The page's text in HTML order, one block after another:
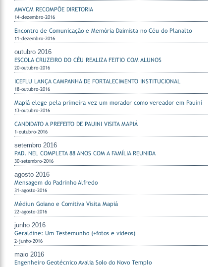
AMVCM RECOMPÕE DIRETORIA
14-dezembro-2016
Encontro de Comunicação e Memória Daimista no Céu do Planalto
11-dezembro-2016
outubro 2016
ESCOLA CRUZEIRO DO CÉU REALIZA FEITIO COM ALUNOS
20-outubro-2016
ICEFLU LANÇA CAMPANHA DE FORTALECIMENTO INSTITUCIONAL
18-outubro-2016
Mapiá elege pela primeira vez um morador como vereador em Pauiní
13-outubro-2016
CANDIDATO A PREFEITO DE PAUINI VISITA MAPIÁ
1-outubro-2016
setembro 2016
PAD. NEL COMPLETA 88 ANOS COM A FAMÍLIA REUNIDA
30-setembro-2016
agosto 2016
Mensagem do Padrinho Alfredo
31-agosto-2016
Médiun Goiano e Comitiva Visita Mapiá
22-agosto-2016
junho 2016
Geraldine: Um Testemunho (+fotos e videos)
2-junho-2016
maio 2016
Engenheiro Geotécnico Avalia Solo do Novo Templo